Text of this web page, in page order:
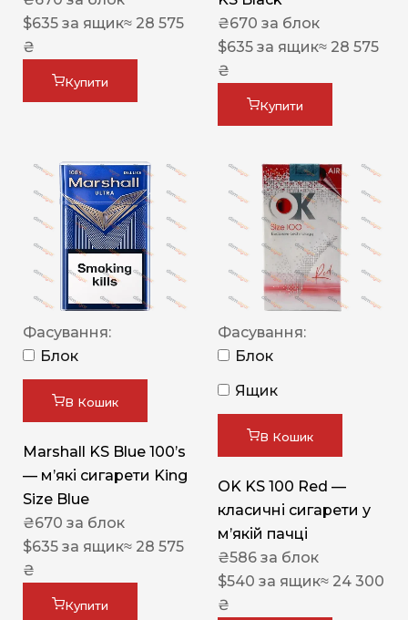
$635 за ящик≈ 28 575
₴
Купити
₴670 за блок
$635 за ящик≈ 28 575
₴
Купити
Фасування:
Блок
В Кошик
Marshall KS Blue 100’s
— м’які сигарети King
Size Blue
₴670 за блок
$635 за ящик≈ 28 575
₴
Купити
Фасування:
Блок
Ящик
В Кошик
OK KS 100 Red —
класичні сигарети у
м’якій пачці
₴586 за блок
$540 за ящик≈ 24 300
₴